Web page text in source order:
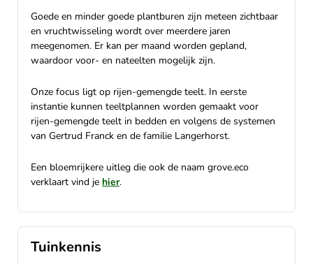
Goede en minder goede plantburen zijn meteen zichtbaar
en vruchtwisseling wordt over meerdere jaren
meegenomen. Er kan per maand worden gepland,
waardoor voor- en nateelten mogelijk zijn.
Onze focus ligt op rijen-gemengde teelt. In eerste
instantie kunnen teeltplannen worden gemaakt voor
rijen-gemengde teelt in bedden en volgens de systemen
van Gertrud Franck en de familie Langerhorst.
Een bloemrijkere uitleg die ook de naam grove.eco
verklaart vind je hier.
Tuinkennis